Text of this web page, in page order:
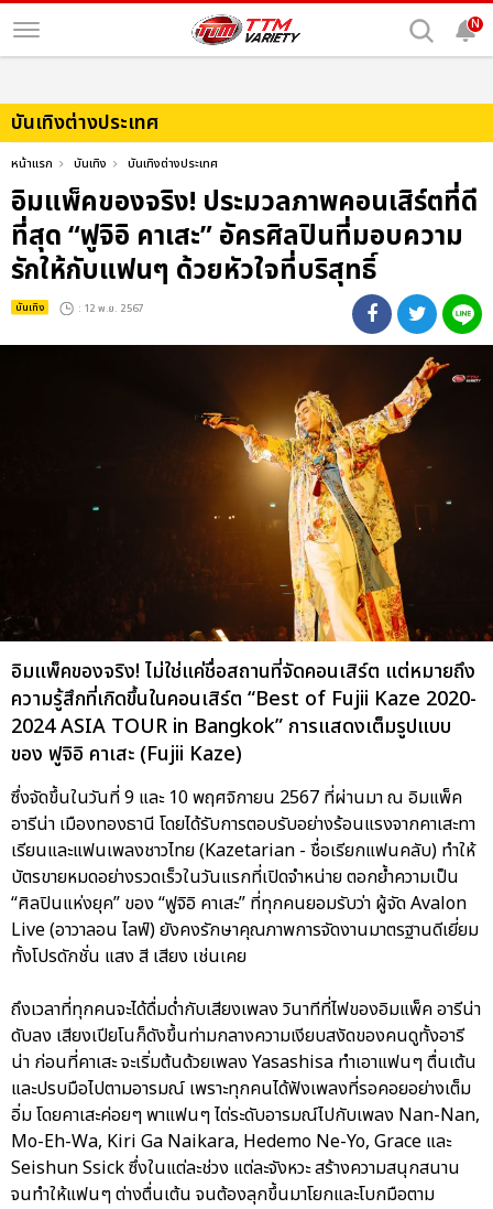
N
บันเทิงต่างประเทศ
หน้าแรก บันเทิง บันเทิงต่างประเทศ
อิมแพ็คของจริง! ประมวลภาพคอนเสิร์ตที่ดี
ที่สุด “ฟูจิอิ คาเสะ” อัครศิลปินที่มอบความ
รักให้กับแฟนๆ ด้วยหัวใจที่บริสุทธิ์
บันเทิง : 12 พ.ย. 2567
อิมแพ็คของจริง! ไม่ใช่แค่ชื่อสถานที่จัดคอนเสิร์ต แต่หมายถึง
ความรู้สึกที่เกิดขึ้นในคอนเสิร์ต “Best of Fujii Kaze 2020-
2024 ASIA TOUR in Bangkok” การแสดงเต็มรูปแบบ
ของ ฟูจิอิ คาเสะ (Fujii Kaze)
ซึ่งจัดขึ้นในวันที่ 9 และ 10 พฤศจิกายน 2567 ที่ผ่านมา ณ อิมแพ็ค
อารีน่า เมืองทองธานี โดยได้รับการตอบรับอย่างร้อนแรงจากคาเสะทา
เรียนและแฟนเพลงชาวไทย (Kazetarian - ชื่อเรียกแฟนคลับ) ทำให้
บัตรขายหมดอย่างรวดเร็วในวันแรกที่เปิดจำหน่าย ตอกย้ำความเป็น
“ศิลปินแห่งยุค” ของ “ฟูจิอิ คาเสะ” ที่ทุกคนยอมรับว่า ผู้จัด Avalon
Live (อาวาลอน ไลฟ์) ยังคงรักษาคุณภาพการจัดงานมาตรฐานดีเยี่ยม
ทั้งโปรดักชั่น แสง สี เสียง เช่นเคย
ถึงเวลาที่ทุกคนจะได้ดื่มด่ำกับเสียงเพลง วินาทีที่ไฟของอิมแพ็ค อารีน่า
ดับลง เสียงเปียโนก็ดังขึ้นท่ามกลางความเงียบสงัดของคนดูทั้งอารี
น่า ก่อนที่คาเสะ จะเริ่มต้นด้วยเพลง Yasashisa ทำเอาแฟนๆ ตื่นเต้น
และปรบมือไปตามอารมณ์ เพราะทุกคนได้ฟังเพลงที่รอคอยอย่างเต็ม
อิ่ม โดยคาเสะค่อยๆ พาแฟนๆ ไต่ระดับอารมณ์ไปกับเพลง Nan-Nan,
Mo-Eh-Wa, Kiri Ga Naikara, Hedemo Ne-Yo, Grace และ
Seishun Ssick ซึ่งในแต่ละช่วง แต่ละจังหวะ สร้างความสนุกสนาน
จนทำให้แฟนๆ ต่างตื่นเต้น จนต้องลุกขึ้นมาโยกและโบกมือตาม